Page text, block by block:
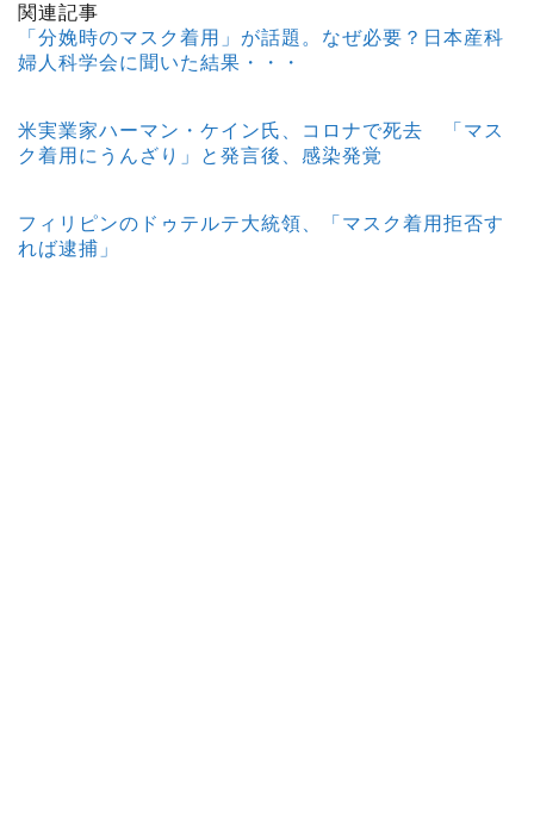
関連記事
「分娩時のマスク着用」が話題。なぜ必要？日本産科
婦人科学会に聞いた結果・・・
米実業家ハーマン・ケイン氏、コロナで死去 「マス
ク着用にうんざり」と発言後、感染発覚
フィリピンのドゥテルテ大統領、「マスク着用拒否す
れば逮捕」